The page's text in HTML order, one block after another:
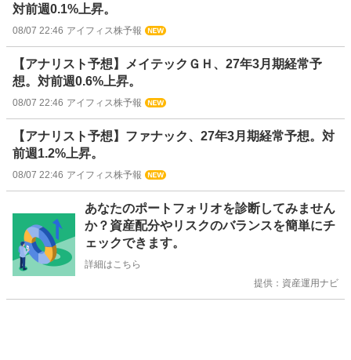
対前週0.1%上昇。
08/07 22:46 アイフィス株予報
【アナリスト予想】メイテックＧＨ、27年3月期経常予
想。対前週0.6%上昇。
08/07 22:46 アイフィス株予報
【アナリスト予想】ファナック、27年3月期経常予想。対
前週1.2%上昇。
08/07 22:46 アイフィス株予報
あなたのポートフォリオを診断してみません
か？資産配分やリスクのバランスを簡単にチ
ェックできます。
詳細はこちら
提供：資産運用ナビ